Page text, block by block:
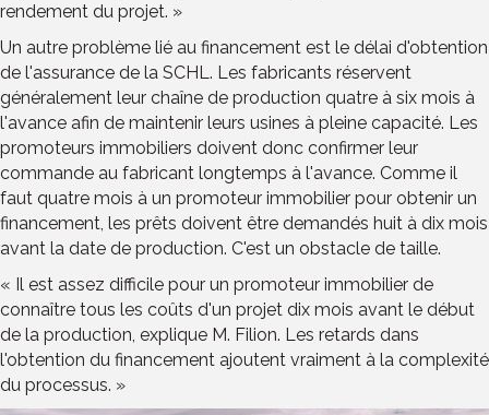
rendement du projet. »
Un autre problème lié au financement est le délai d'obtention
de l'assurance de la SCHL. Les fabricants réservent
généralement leur chaîne de production quatre à six mois à
l'avance afin de maintenir leurs usines à pleine capacité. Les
promoteurs immobiliers doivent donc confirmer leur
commande au fabricant longtemps à l'avance. Comme il
faut quatre mois à un promoteur immobilier pour obtenir un
financement, les prêts doivent être demandés huit à dix mois
avant la date de production. C'est un obstacle de taille.
« Il est assez difficile pour un promoteur immobilier de
connaître tous les coûts d'un projet dix mois avant le début
de la production, explique M. Filion. Les retards dans
l'obtention du financement ajoutent vraiment à la complexité
du processus. »